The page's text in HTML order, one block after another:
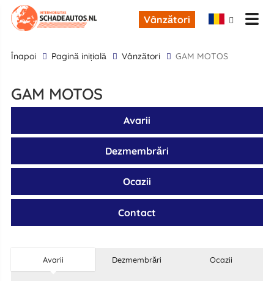
Vânzători
înapoi Pagină inițială Vânzători GAM MOTOS
GAM MOTOS
Avarii
Dezmembrări
Ocazii
Contact
Avarii Dezmembrări Ocazii